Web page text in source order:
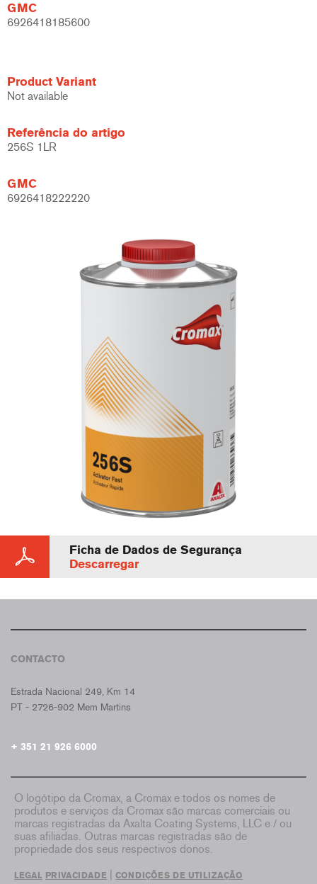
GMC
6926418185600
Product Variant
Not available
Referência do artigo
256S 1LR
GMC
6926418222220
Ficha de Dados de Segurança
Descarregar
CONTACTO
Estrada Nacional 249, Km 14
PT - 2726-902 Mem Martins
+ 351 21 926 6000
O logótipo da Cromax, a Cromax e todos os nomes de
produtos e serviços da Cromax são marcas comerciais ou
marcas registradas da Axalta Coating Systems, LLC e / ou
suas afiliadas. Outras marcas registradas são de
propriedade dos seus respectivos donos.
LEGAL PRIVACIDADE CONDIÇÕES DE UTILIZAÇÃO